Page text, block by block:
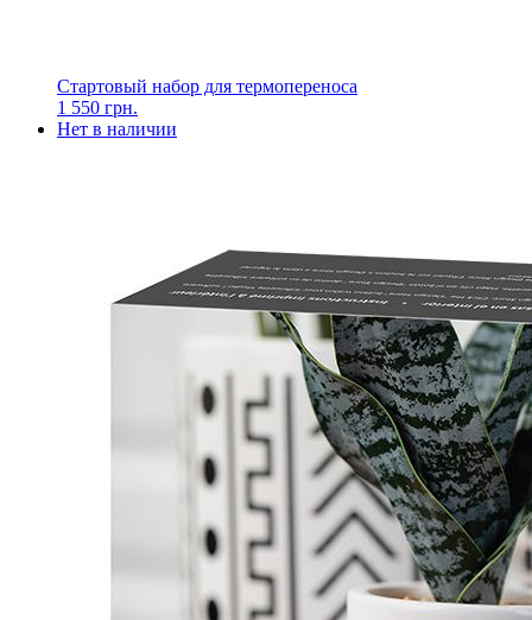
Стартовый набор для термопереноса
1 550 грн.
Нет в наличии